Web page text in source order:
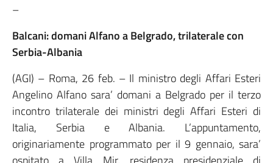
–
Balcani: domani Alfano a Belgrado, trilaterale con
Serbia-Albania
(AGI) – Roma, 26 feb. – Il ministro degli Affari Esteri
Angelino Alfano sara’ domani a Belgrado per il terzo
incontro trilaterale dei ministri degli Affari Esteri di
Italia, Serbia e Albania. L’appuntamento,
originariamente programmato per il 9 gennaio, sara’